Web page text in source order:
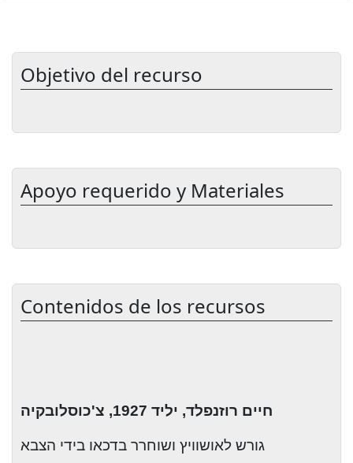
Objetivo del recurso
Apoyo requerido y Materiales
Contenidos de los recursos
חיים רוזנפלד, יליד 1927, צ'כוסלובקיה
גורש לאושוויץ ושוחרר בדכאו בידי הצבא